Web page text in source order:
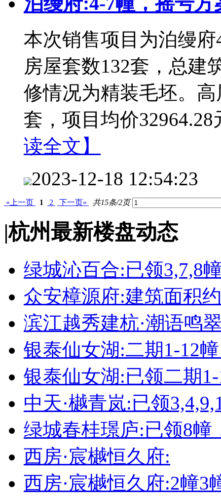
本次销售项目为泊缦
房屋套数132套，总建
修情况为精装毛坯。
套，项目均价
读全文】
2023-12-18 12:54:23
«上一页 1 2 下一页» 共15条/2页
|杭州最新楼盘动态
绿城沁百合:已领3,7,8
众安樟源府:建筑面积
滨江越秀建杭·潮语鸣
银泰仙女湖:二期1-12
银泰仙女湖:已领二期
中天·樾青岚:已领
绿城春桂璟庐:已领8幢
西房·宸樾恒久府:
西房·宸樾恒久府:2幢3